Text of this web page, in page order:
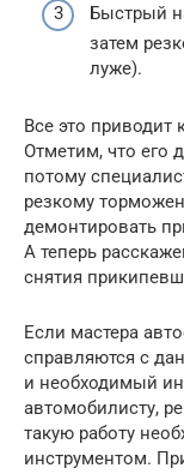
Быстрый
затем
луже).
Все это приводит
Отметим, что его
потому
резкому
демонтировать
А теперь
снятия
Если мастера
справляются с
и необходимый
автомобилисту,
такую работу
инструментом.